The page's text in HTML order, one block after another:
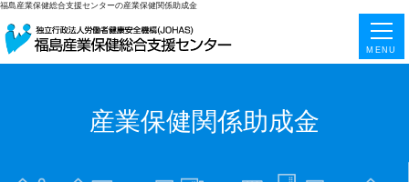
福島産業保健総合支援センターの産業保健関係助成金
MENU
産業保健関係助成金